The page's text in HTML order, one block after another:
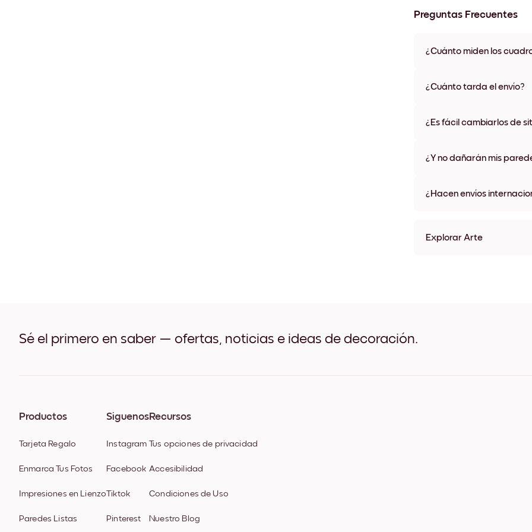
Preguntas Frecuentes
¿Cuánto miden los
materiales y colores de
¿Cuánto tarda el envío?
algunos países. Te
¿Es fácil cambiarlos de
¿Y no dañarán mis
¿Hacen envíos
Explorar Arte
Sé el primero en saber — ofertas, noticias e ideas de decoración.
Productos
Tarjeta Regalo
Enmarca Tus Fotos
Impresiones en Lienzo
Paredes Listas
Síguenos
Instagram
Facebook
Tiktok
Pinterest
Recursos
Tus opciones de privacidad
Accesibilidad
Condiciones de Uso
Nuestro Blog